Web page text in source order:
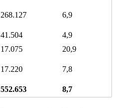
268.127 6,9
41.504
4,9
17.075
20,9
17.220 7,8
552.653 8,7